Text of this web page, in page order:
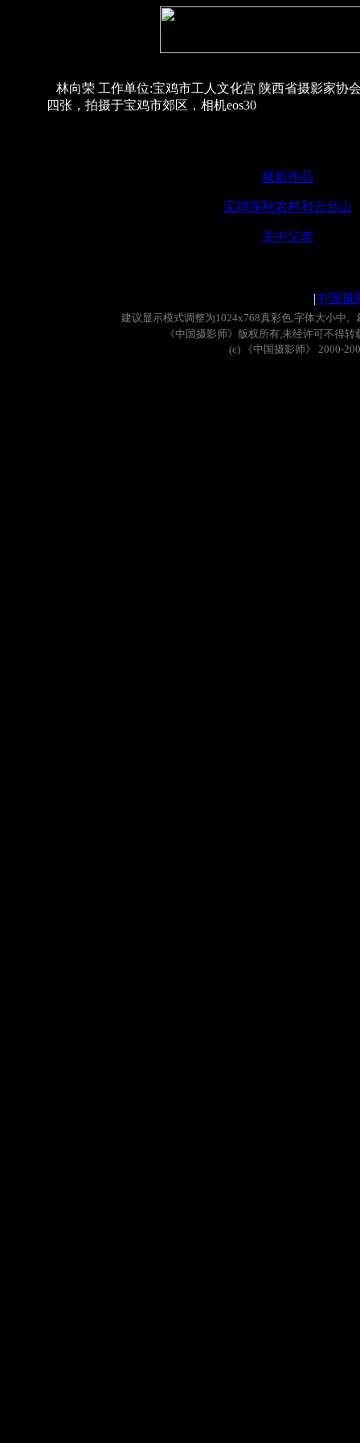
林向荣 工作单位:宝鸡市工人文化宫 陕西省摄影家协
四张，拍摄于宝鸡市郊区，相机eos30
摄影作品
宝鸡深秋农村和云台山
关中父老
|中国摄
建议显示模式调整为1024x768真彩色,字体大小中。
《中国摄影师》版权所有,未经许可不得转
(c)
《中国摄影师》 2000-200